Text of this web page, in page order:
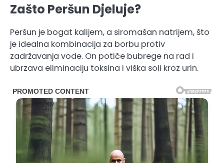
Zašto Peršun Djeluje?
Peršun je bogat kalijem, a siromašan natrijem, što
je idealna kombinacija za borbu protiv
zadržavanja vode. On potiče bubrege na rad i
ubrzava eliminaciju toksina i viška soli kroz urin.